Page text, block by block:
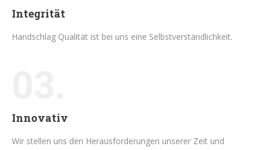
Integrität
Handschlag Qualität ist bei uns eine Selbstverständlichkeit.
Innovativ
Wir stellen uns den Herausforderungen unserer Zeit und